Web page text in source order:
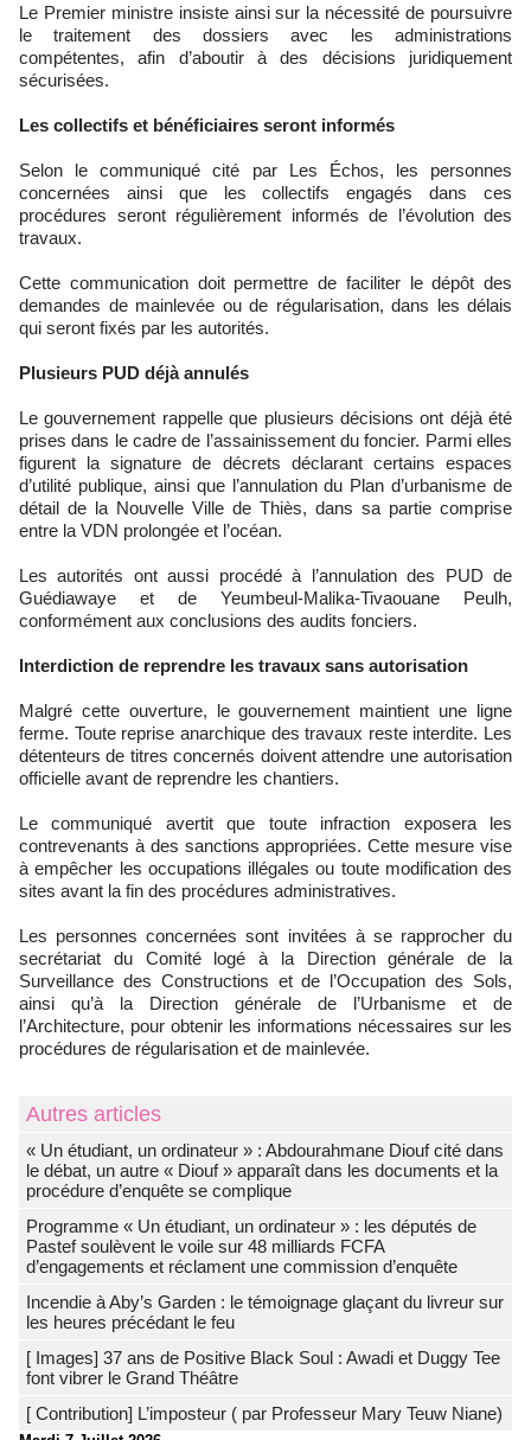
Le Premier ministre insiste ainsi sur la nécessité de poursuivre
le traitement des dossiers avec les administrations
compétentes, afin d’aboutir à des décisions juridiquement
sécurisées.
Les collectifs et bénéficiaires seront informés
Selon le communiqué cité par Les Échos, les personnes
concernées ainsi que les collectifs engagés dans ces
procédures seront régulièrement informés de l’évolution des
travaux.
Cette communication doit permettre de faciliter le dépôt des
demandes de mainlevée ou de régularisation, dans les délais
qui seront fixés par les autorités.
Plusieurs PUD déjà annulés
Le gouvernement rappelle que plusieurs décisions ont déjà été
prises dans le cadre de l’assainissement du foncier. Parmi elles
figurent la signature de décrets déclarant certains espaces
d’utilité publique, ainsi que l’annulation du Plan d’urbanisme de
détail de la Nouvelle Ville de Thiès, dans sa partie comprise
entre la VDN prolongée et l’océan.
Les autorités ont aussi procédé à l’annulation des PUD de
Guédiawaye et de Yeumbeul-Malika-Tivaouane Peulh,
conformément aux conclusions des audits fonciers.
Interdiction de reprendre les travaux sans autorisation
Malgré cette ouverture, le gouvernement maintient une ligne
ferme. Toute reprise anarchique des travaux reste interdite. Les
détenteurs de titres concernés doivent attendre une autorisation
officielle avant de reprendre les chantiers.
Le communiqué avertit que toute infraction exposera les
contrevenants à des sanctions appropriées. Cette mesure vise
à empêcher les occupations illégales ou toute modification des
sites avant la fin des procédures administratives.
Les personnes concernées sont invitées à se rapprocher du
secrétariat du Comité logé à la Direction générale de la
Surveillance des Constructions et de l’Occupation des Sols,
ainsi qu’à la Direction générale de l’Urbanisme et de
l’Architecture, pour obtenir les informations nécessaires sur les
procédures de régularisation et de mainlevée.
Autres articles
« Un étudiant, un ordinateur » : Abdourahmane Diouf cité dans
le débat, un autre « Diouf » apparaît dans les documents et la
procédure d’enquête se complique
Programme « Un étudiant, un ordinateur » : les députés de
Pastef soulèvent le voile sur 48 milliards FCFA
d’engagements et réclament une commission d’enquête
Incendie à Aby’s Garden : le témoignage glaçant du livreur sur
les heures précédant le feu
[ Images] 37 ans de Positive Black Soul : Awadi et Duggy Tee
font vibrer le Grand Théâtre
[ Contribution] L’imposteur ( par Professeur Mary Teuw Niane)